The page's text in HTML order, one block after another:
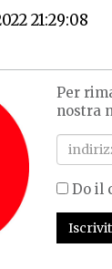
21:29:08
Per
nostra
Do il